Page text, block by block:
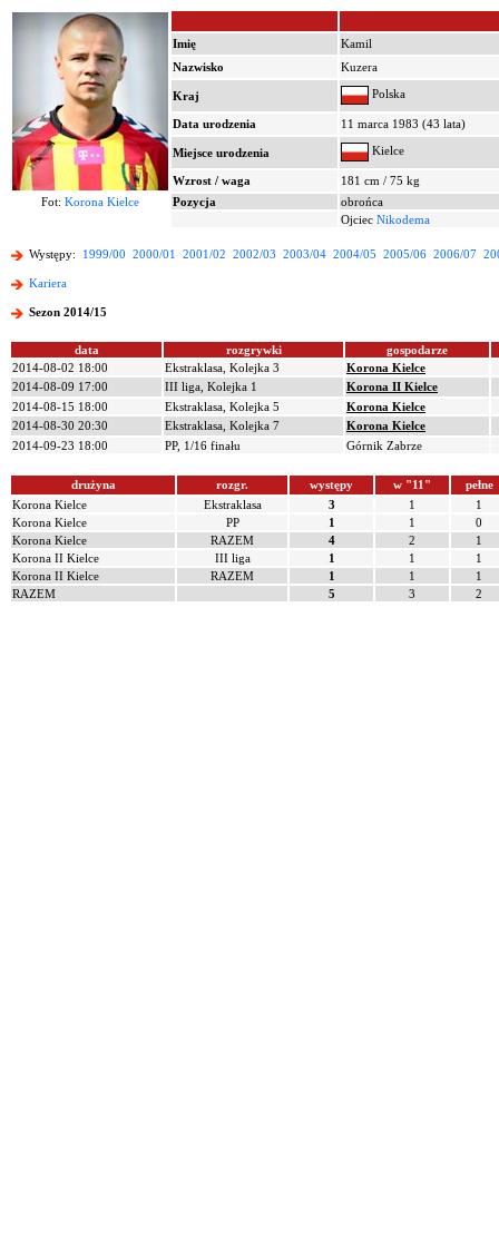
Imię
Kamil
Nazwisko
Kuzera
Kraj Polska
Data urodzenia 11 marca 1983 (43 lata)
Miejsce urodzenia Kielce
Wzrost / waga
181 cm / 75 kg
Fot: Korona Kielce Pozycja
obrońca
Ojciec Nikodema
Występy: 1999/00 2000/01 2001/02 2002/03 2003/04 2004/05 2005/06 2006/07
Kariera
Sezon 2014/15
data rozgrywki
gospodarze
2014-08-02 18:00
Ekstraklasa, Kolejka 3
Korona Kielce
2014-08-09 17:00
III liga, Kolejka 1
Korona II Kielce
2014-08-15 18:00
Ekstraklasa, Kolejka 5
Korona Kielce
2014-08-30 20:30
Ekstraklasa, Kolejka 7
Korona Kielce
2014-09-23 18:00
PP, 1/16 finału Górnik Zabrze
drużyna rozgr. występy w "11"
pełne
Korona Kielce
Ekstraklasa 3 1
1
Korona Kielce
PP 1 1
0
Korona Kielce
RAZEM 4 2
1
Korona II Kielce
III liga 1 1
1
Korona II Kielce
RAZEM 1 1
1
RAZEM
5 3 2